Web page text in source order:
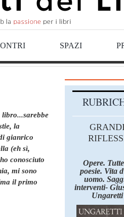
SPAZI
la
gianrico
(eh sì,
conosciuto
mi sono
il primo
Opere.
poesie. Vita
uomo.
interventi-
Ungaretti